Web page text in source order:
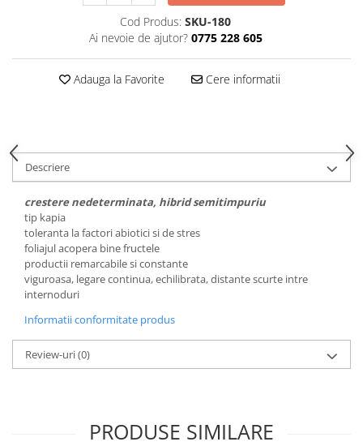
Cod Produs: SKU-180
Ai nevoie de ajutor? 0775 228 605
Adauga la Favorite Cere informatii
Descriere
crestere nedeterminata, hibrid semitimpuriu
tip kapia
toleranta la factori abiotici si de stres
foliajul acopera bine fructele
productii remarcabile si constante
viguroasa, legare continua, echilibrata, distante scurte intre
internoduri
Informatii conformitate produs
Review-uri(0)
PRODUSE SIMILARE